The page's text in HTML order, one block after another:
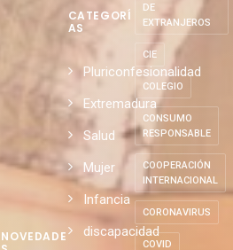
NOVEDADE
CATEGORÍ
AS
Pluriconfesionalidad
Extremadura
Salud
Mujer
Infancia
discapacidad
DE
EXTRANJEROS
CIE
COLEGIO
CONSUMO
RESPONSABLE
COOPERACIÓN
INTERNACIONAL
CORONAVIRUS
COVID